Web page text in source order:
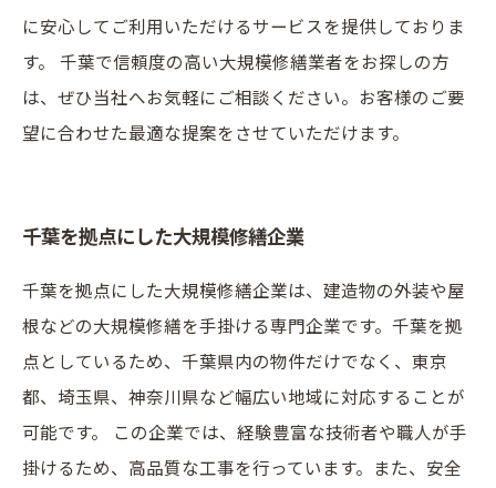
に安心してご利用いただけるサービスを提供しておりま
す。 千葉で信頼度の高い大規模修繕業者をお探しの方
は、ぜひ当社へお気軽にご相談ください。お客様のご要
望に合わせた最適な提案をさせていただけます。
千葉を拠点にした大規模修繕企業
千葉を拠点にした大規模修繕企業は、建造物の外装や屋
根などの大規模修繕を手掛ける専門企業です。千葉を拠
点としているため、千葉県内の物件だけでなく、東京
都、埼玉県、神奈川県など幅広い地域に対応することが
可能です。 この企業では、経験豊富な技術者や職人が手
掛けるため、高品質な工事を行っています。また、安全